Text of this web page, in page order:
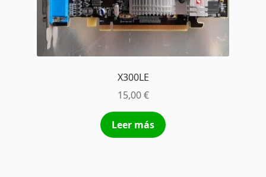
X300LE
15,00€
Leer más